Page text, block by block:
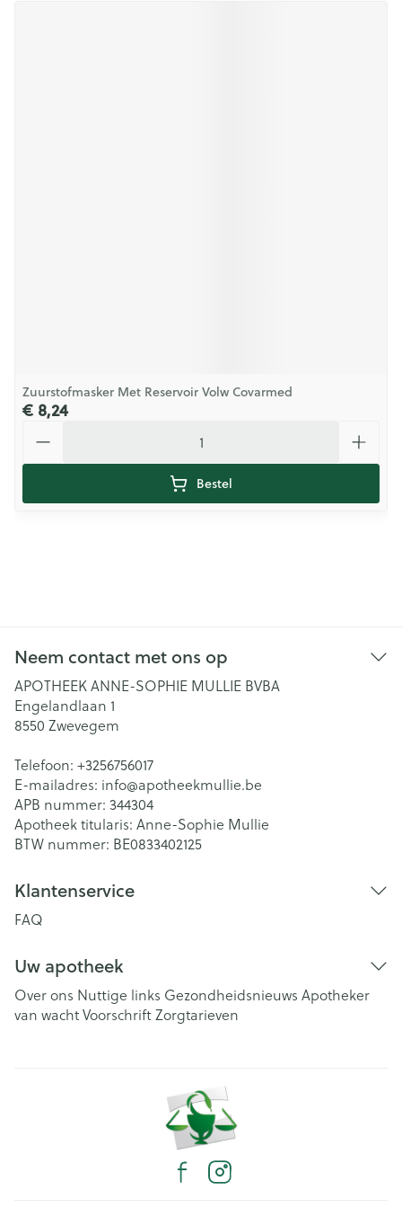
Zuurstofmasker Met Reservoir Volw Covarmed
€ 8,24
Bestel
Neem contact met ons op
APOTHEEK ANNE-SOPHIE MULLIE BVBA
Engelandlaan 1
8550 Zwevegem
Telefoon: +3256756017
E-mailadres: info@apotheekmullie.be
APB nummer: 344304
Apotheek titularis: Anne-Sophie Mullie
BTW nummer: BE0833402125
Klantenservice
FAQ
Uw apotheek
Over ons Nuttige links Gezondheidsnieuws Apotheker
van wachtVoorschriftZorgtarieven